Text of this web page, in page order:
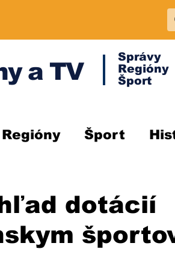
a TV
Správy
Regióny
Šport
Regióny Šport
dotácií